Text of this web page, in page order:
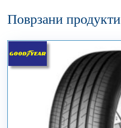
Поврзани продукти